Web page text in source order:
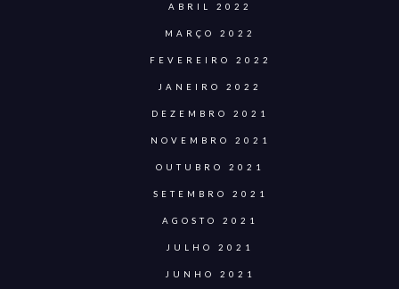
ABRIL 2022
MARÇO 2022
FEVEREIRO 2022
JANEIRO 2022
DEZEMBRO 2021
NOVEMBRO 2021
OUTUBRO 2021
SETEMBRO 2021
AGOSTO 2021
JULHO 2021
JUNHO 2021